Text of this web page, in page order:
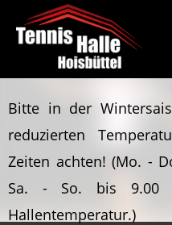
Bitte in der
reduzierten
Zeiten achten! (Mo. -
Sa. - So. bis 9.00
Hallentemperatur.)